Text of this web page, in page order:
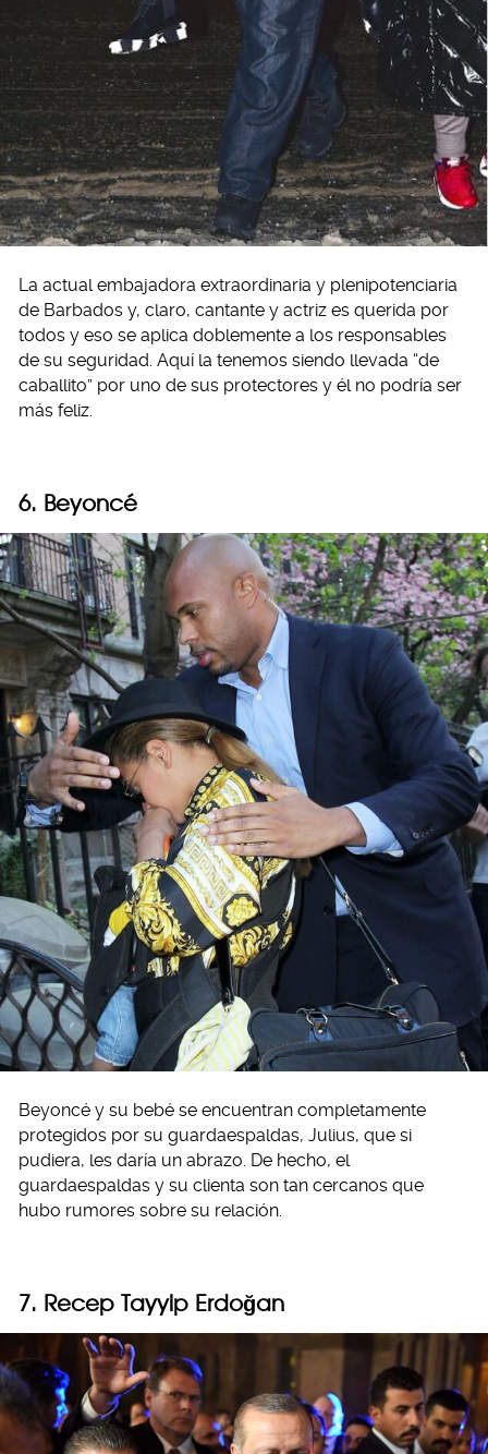
La actual embajadora extraordinaria y plenipotenciaria
de Barbados y, claro, cantante y actriz es querida por
todos y eso se aplica doblemente a los responsables
de su seguridad. Aquí la tenemos siendo llevada “de
caballito” por uno de sus protectores y él no podría ser
más feliz.
6. Beyoncé
Beyoncé y su bebé se encuentran completamente
protegidos por su guardaespaldas, Julius, que si
pudiera, les daría un abrazo. De hecho, el
guardaespaldas y su clienta son tan cercanos que
hubo rumores sobre su relación.
7. Recep Tayyip Erdoğan